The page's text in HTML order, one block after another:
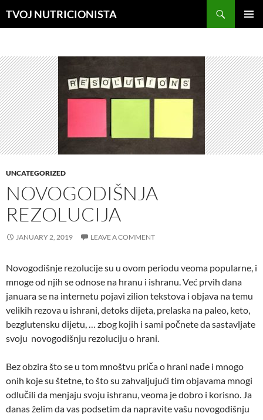
TVOJ NUTRICIONISTA
UNCATEGORIZED
NOVOGODIŠNJA
REZOLUCIJA
JANUARY 2, 2019 LEAVE A COMMENT
Novogodišnje rezolucije su u ovom periodu veoma popularne, i
mnoge od njih se odnose na hranu i ishranu. Već prvih dana
januara se na internetu pojavi zilion tekstova i objava na temu
velikih rezova u ishrani, detoks dijeta, prelaska na paleo, keto,
bezglutensku dijetu, … zbog kojih i sami počnete da sastavljate
svoju novogodišnju rezoluciju o hrani.
Bez obzira što se u tom mnoštvu priča o hrani nađe i mnogo
onih koje su štetne, to što su zahvaljujući tim objavama mnogi
odlučili da menjaju svoju ishranu, veoma je dobro i korisno. Ja
danas želim da vas podsetim da napravite vašu novogodišnju